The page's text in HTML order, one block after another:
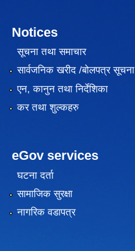
Notices
सूचना तथा समाचार
सार्वजनिक खरीद /बोलपत्र सूचना
एन, कानुन तथा निर्देशिका
कर तथा शुल्कहरु
eGov services
घटना दर्ता
सामाजिक सुरक्षा
नागरिक वडापत्र